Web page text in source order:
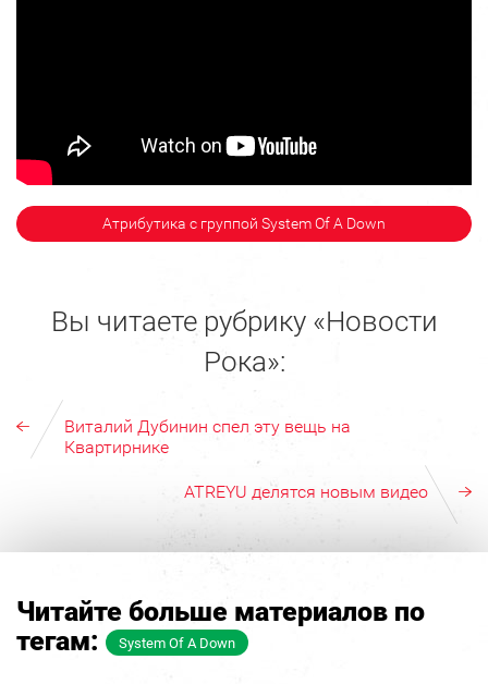
Атрибутика с группой System Of A Down
Вы читаете рубрику «Новости
Рока»:
Виталий Дубинин спел эту вещь на
Квартирнике
ATREYU делятся новым видео
Читайте больше материалов по
тегам:
System Of A Down